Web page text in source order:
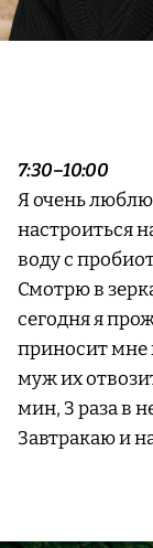
7:30–10:00
Я очень
настроиться
воду с
Смотрю в
сегодня я
приносит мне
муж их
мин, 3 раза в
Завтракаю и